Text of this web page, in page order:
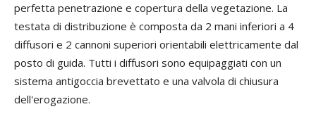
perfetta penetrazione e copertura della vegetazione. La
testata di distribuzione è composta da 2 mani inferiori a 4
diffusori e 2 cannoni superiori orientabili elettricamente dal
posto di guida. Tutti i diffusori sono equipaggiati con un
sistema antigoccia brevettato e una valvola di chiusura
dell'erogazione.